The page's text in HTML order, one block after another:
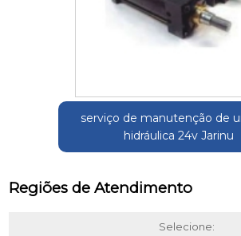
serviço de manutenção de
hidráulica 24v Jarinu
Regiões de Atendimento
Selecione: